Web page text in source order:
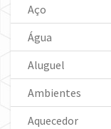
Aço
Água
Aluguel
Ambientes
Aquecedor